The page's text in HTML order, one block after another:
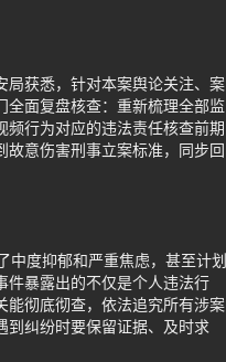
局获悉，针对本案舆论关注、案
全面复盘核查：重新梳理全部监
行为对应的违法责任核查前期
意伤害刑事立案标准，同步回
度抑郁和严重焦虑，甚至计划
件暴露出的不仅是个人违法行
能彻底彻查，依法追究所有涉案
到纠纷时要保留证据、及时求